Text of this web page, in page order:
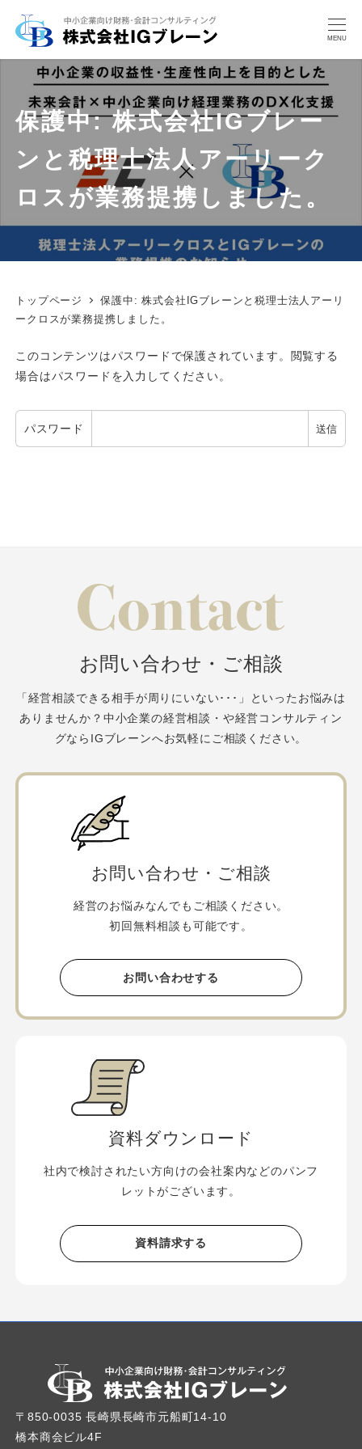
MENU
保護中: 株式会社IGブレー
ンと税理士法人アーリーク
ロスが業務提携しました。
トップページ
保護中: 株式会社IGブレーンと税理士法人アーリ
ークロスが業務提携しました。
このコンテンツはパスワードで保護されています。閲覧する
場合はパスワードを入力してください。
パスワード
お問い合わせ・ご相談
「経営相談できる相手が周りにいない･･･」といったお悩みは
ありませんか？ 中小企業の経営相談・や経営コンサルティン
グならIGブレーンへお気軽にご相談ください。
お問い合わせ・ご相談
経営のお悩みなんでもご相談ください。
初回無料相談も可能です。
お問い合わせする
資料ダウンロード
社内で検討されたい方向けの会社案内などのパンフ
レットがございます。
資料請求する
〒850-0035 長崎県長崎市元船町14-10
橋本商会ビル4F